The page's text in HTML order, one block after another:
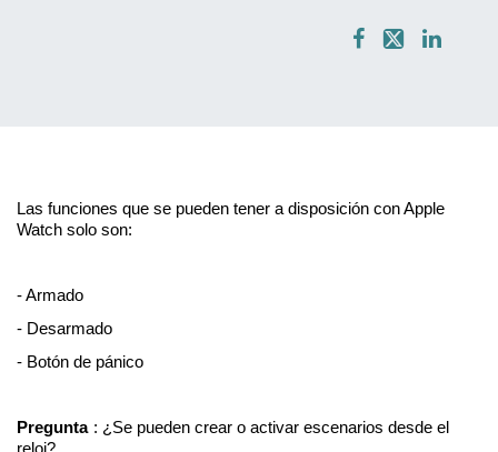
Las funciones que se pueden tener a disposición con Apple
Watch solo son:
- Armado
- Desarmado
- Botón de pánico
Pregunta : ¿Se pueden crear o activar escenarios desde el
reloj?